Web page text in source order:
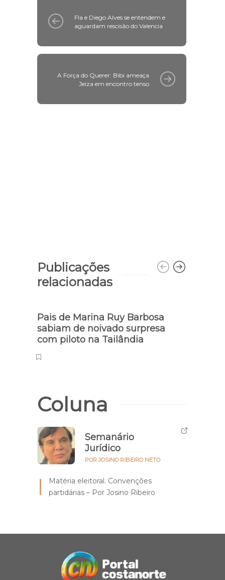
Fla e Diego Alves se entendem e
aguardam rescisão do Valencia
A Força do Querer: Bibi ameaça
Jeiza em encontro tenso
Publicações
relacionadas
Pais de Marina Ruy Barbosa
sabiam de noivado surpresa
com piloto na Tailândia
Coluna
Semanário
Jurídico
POR JOSINO RIBEIRO NETO
Matéria eleitoral. Convenções
partidárias – Por Josino Ribeiro